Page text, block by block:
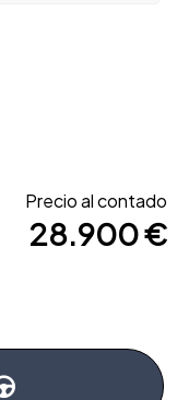
Precio al contado
28.900 €